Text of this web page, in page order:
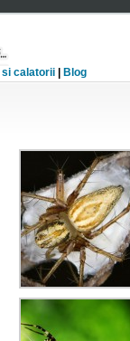
si calatorii Blog